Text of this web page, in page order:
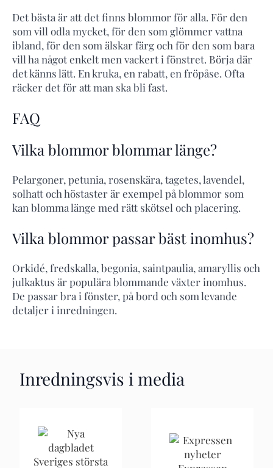
Det bästa är att det finns blommor för alla. För den
som vill odla mycket, för den som glömmer vattna
ibland, för den som älskar färg och för den som bara
vill ha något enkelt men vackert i fönstret. Börja där
det känns lätt. En kruka, en rabatt, en fröpåse. Ofta
räcker det för att man ska bli fast.
FAQ
Vilka blommor blommar länge?
Pelargoner, petunia, rosenskära, tagetes, lavendel,
solhatt och höstaster är exempel på blommor som
kan blomma länge med rätt skötsel och placering.
Vilka blommor passar bäst inomhus?
Orkidé, fredskalla, begonia, saintpaulia, amaryllis och
julkaktus är populära blommande växter inomhus.
De passar bra i fönster, på bord och som levande
detaljer i inredningen.
Inredningsvis i media
Sveriges största